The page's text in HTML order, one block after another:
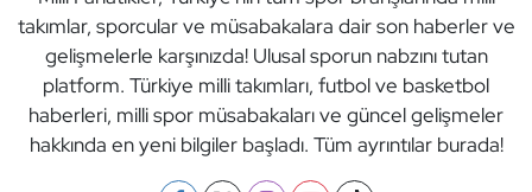
takımlar, sporcular ve müsabakalara dair son haberler ve
gelişmelerle karşınızda! Ulusal sporun nabzını tutan
platform. Türkiye milli takımları, futbol ve basketbol
haberleri, milli spor müsabakaları ve güncel gelişmeler
hakkında en yeni bilgiler başladı. Tüm ayrıntılar burada!